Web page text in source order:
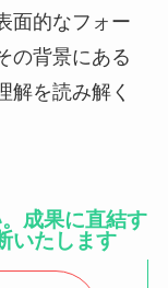
面的なフォー
の背景にある
解を読み解く
成果に直結す
いたします